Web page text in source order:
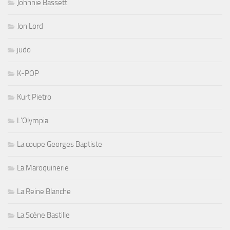
Johnnie Bassett
Jon Lord
judo
K-POP
Kurt Pietro
L'Olympia
La coupe Georges Baptiste
La Maroquinerie
La Reine Blanche
La Scène Bastille